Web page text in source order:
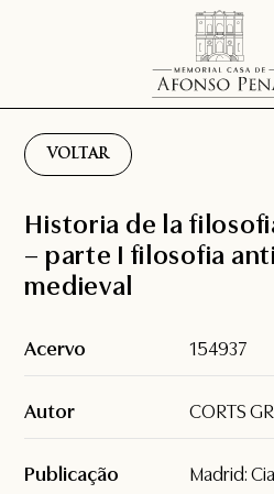
VOLTAR
Historia de la
– parte I filosofia
medieval
Acervo 154937
Autor CORTS
Publicação Madrid: